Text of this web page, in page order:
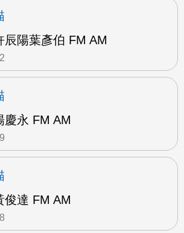
辰陽葉彥伯 FM AM
慶永 FM AM
俊達 FM AM